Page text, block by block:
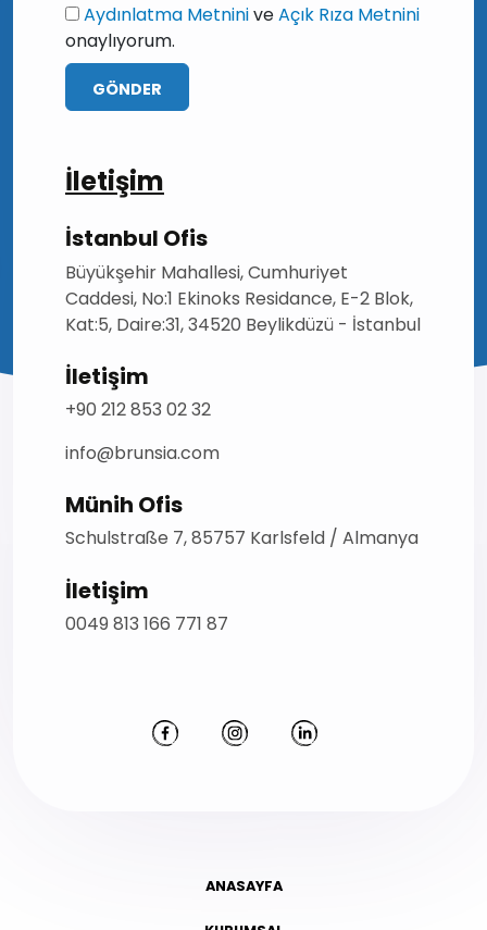
Aydınlatma MetniniveAçık Rıza Metnini
onaylıyorum.
GÖNDER
İletişim
İstanbul Ofis
Büyükşehir Mahallesi, Cumhuriyet
Caddesi, No:1 Ekinoks Residance, E-2 Blok,
Kat:5, Daire:31, 34520 Beylikdüzü - İstanbul
İletişim
+90 212 853 02 32
info@brunsia.com
Münih Ofis
Schulstraße 7, 85757 Karlsfeld / Almanya
İletişim
0049 813 166 771 87
ANASAYFA